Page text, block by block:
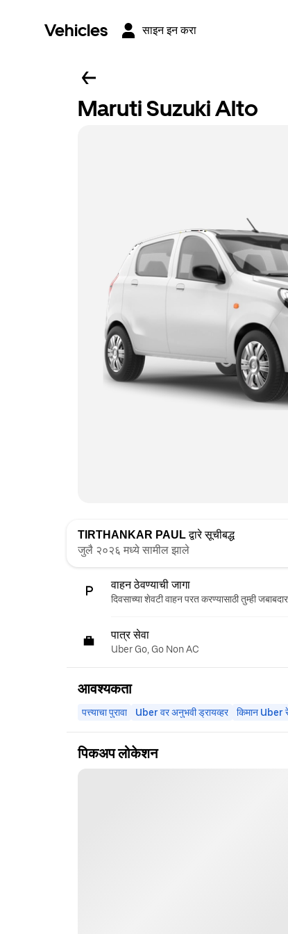
Vehicles साइन इन करा
Maruti Suzuki Alto
TIRTHANKAR PAULद्वारे सूचीबद्ध
जुलै २०२६ मध्ये सामील झाले
वाहन ठेवण्याची जागा
दिवसाच्या शेवटी वाहन परत करण्यासाठी तुम्ही
पात्र सेवा
Uber Go, Go Non AC
आवश्यकता
पत्त्याचा पुरावा Uber वर अनुभवी ड्रायव्हर किमान Uber
पिकअप लोकेशन